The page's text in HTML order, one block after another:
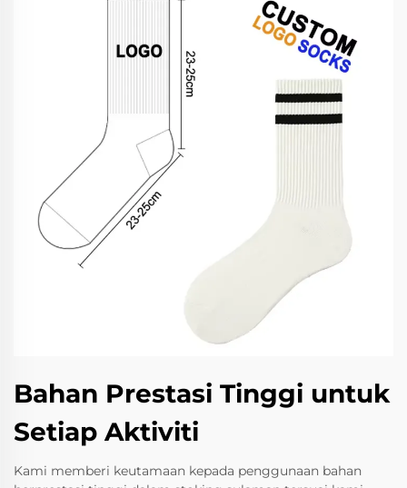
Bahan Prestasi Tinggi untuk
Setiap Aktiviti
Kami memberi keutamaan kepada penggunaan bahan